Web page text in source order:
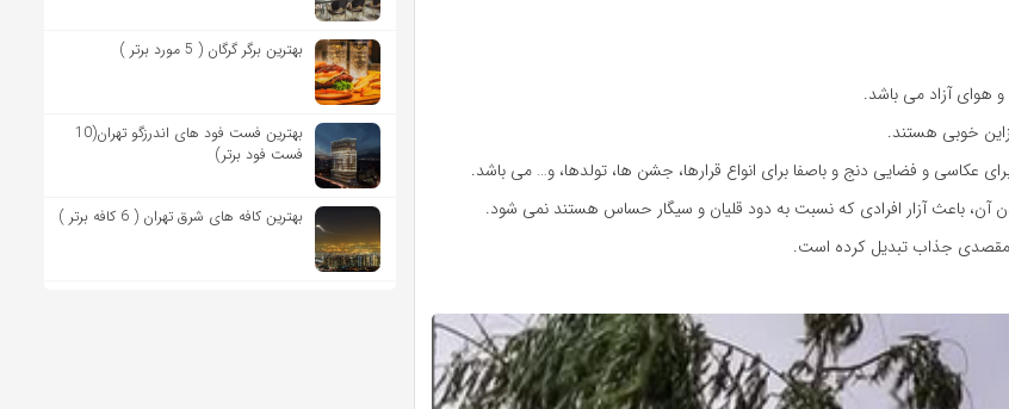
هوای آزاد می باشد.
خوبی هستند.
عکاسی و فضایی دنج و باصفا برای انواع قرارها، جشن ها، تولدها، و… می باشد.
باعث آزار افرادی که نسبت به دود قلیان و سیگار حساس هستند نمی شود.
مقصدی جذاب تبدیل کرده است.
بهترین برگر گرگان ( 5 مورد برتر )
بهترین فست فود های اندرزگو تهران(10
فست فود برتر)
بهترین کافه های شرق تهران ( 6 کافه برتر )